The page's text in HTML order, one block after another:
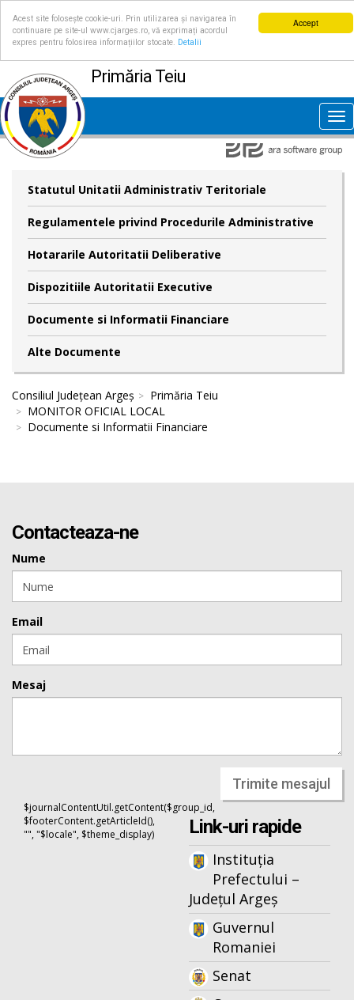
Accept
Acest site folosește cookie-uri. Prin utilizarea și navigarea în
continuare pe site-ul www.cjarges.ro, vă exprimați acordul
expres pentru folosirea informațiilor stocate.
Detalii
Primăria Teiu
Statutul Unitatii Administrativ Teritoriale
Regulamentele privind Procedurile Administrative
Hotararile Autoritatii Deliberative
Dispozitiile Autoritatii Executive
Documente si Informatii Financiare
Alte Documente
Consiliul Județean Argeș
Primăria Teiu
MONITOR OFICIAL LOCAL
Documente si Informatii Financiare
Contacteaza-ne
Nume
Email
Mesaj
Trimite mesajul
$journalContentUtil.getContent($group_id,
$footerContent.getArticleId(),
"", "$locale", $theme_display)
Link-uri rapide
Instituția
Prefectului –
Județul Argeș
Guvernul
Romaniei
Senat